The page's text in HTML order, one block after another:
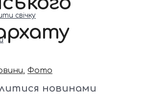
свічку
, Фото
новинами